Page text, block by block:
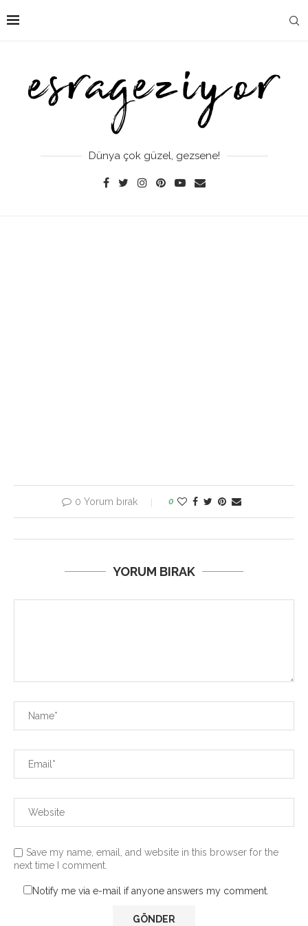
Dünya çok güzel, gezsene!
0 Yorum bırak 0
YORUM BIRAK
Save my name, email, and website in this browser for the
next time I comment.
Notify me via e-mail if anyone answers my comment.